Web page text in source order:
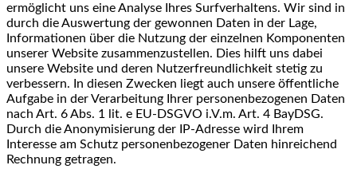
ermöglicht uns eine Analyse Ihres Surfverhaltens. Wir sind in
durch die Auswertung der gewonnen Daten in der Lage,
Informationen über die Nutzung der einzelnen Komponenten
unserer Website zusammenzustellen. Dies hilft uns dabei
unsere Website und deren Nutzerfreundlichkeit stetig zu
verbessern. In diesen Zwecken liegt auch unsere öffentliche
Aufgabe in der Verarbeitung Ihrer personenbezogenen Daten
nach Art. 6 Abs. 1 lit. e EU-DSGVO i.V.m. Art. 4 BayDSG.
Durch die Anonymisierung der IP-Adresse wird Ihrem
Interesse am Schutz personenbezogener Daten hinreichend
Rechnung getragen.